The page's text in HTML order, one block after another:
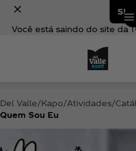
Você está saindo do site da
operado por um terceiro.
realizadas nesse site estão
é responsável pelo
serviços ou práticas de
problemas relacionados a
em contato diretamente
Del Valle Kapo Atividades
Quem Sou Eu